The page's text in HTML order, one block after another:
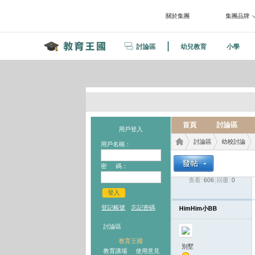
關於集團 集團品牌
討論區 幼兒教育 小學
用戶登入
用戶名稱：
密 碼：
登入
登記帳號 忘記密碼
討論區
教育王國
教育講場
使用意見
首頁 討論區
討論區
›
幼校討論
查看: 606 回覆: 0
HimHim小BB
別墅